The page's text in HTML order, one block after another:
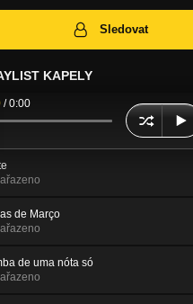
Sledovat
KAPELY
/0:00
de Março
de uma nóta só